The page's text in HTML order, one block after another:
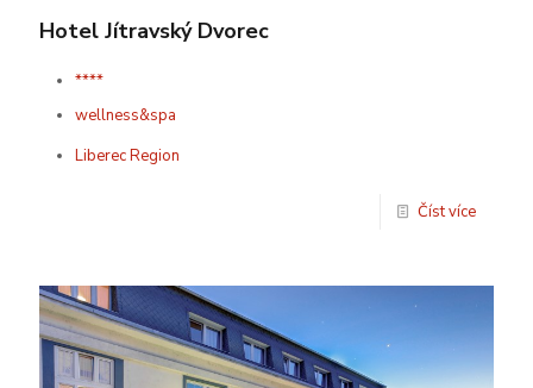
Hotel Jítravský Dvorec
****
wellness&spa
Liberec Region
Číst více